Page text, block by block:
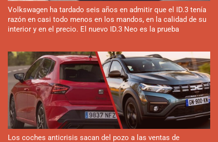
Volkswagen ha tardado seis años en admitir que el ID.3 tenía
razón en casi todo menos en los mandos, en la calidad de su
interior y en el precio. El nuevo ID.3 Neo es la prueba
Los coches anticrisis sacan del pozo a las ventas de